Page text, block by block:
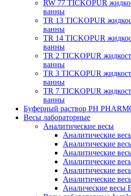
RW 77 TICKOPUR
ванны
TR 13 TICKOPUR
ванны
TR 14 TICKOPUR
ванны
TR 2 TICKOPUR
ванны
TR 3 TICKOPUR
ванны
TR 7 TICKOPUR
ванны
Буферный раствор PH
Весы лабораторные
Аналитические весы
Аналитические
Аналитические
Аналитические
Аналитические
Аналитические
Аналитические
Аналические весы